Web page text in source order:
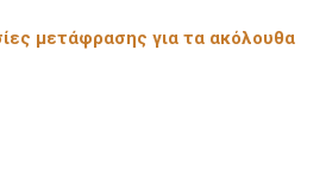
μετάφρασης για τα ακόλουθα